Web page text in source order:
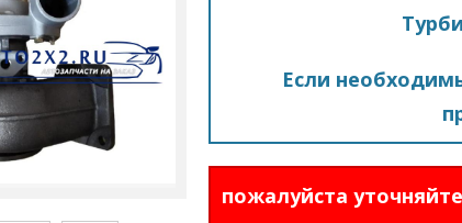
Если
пожалуйста